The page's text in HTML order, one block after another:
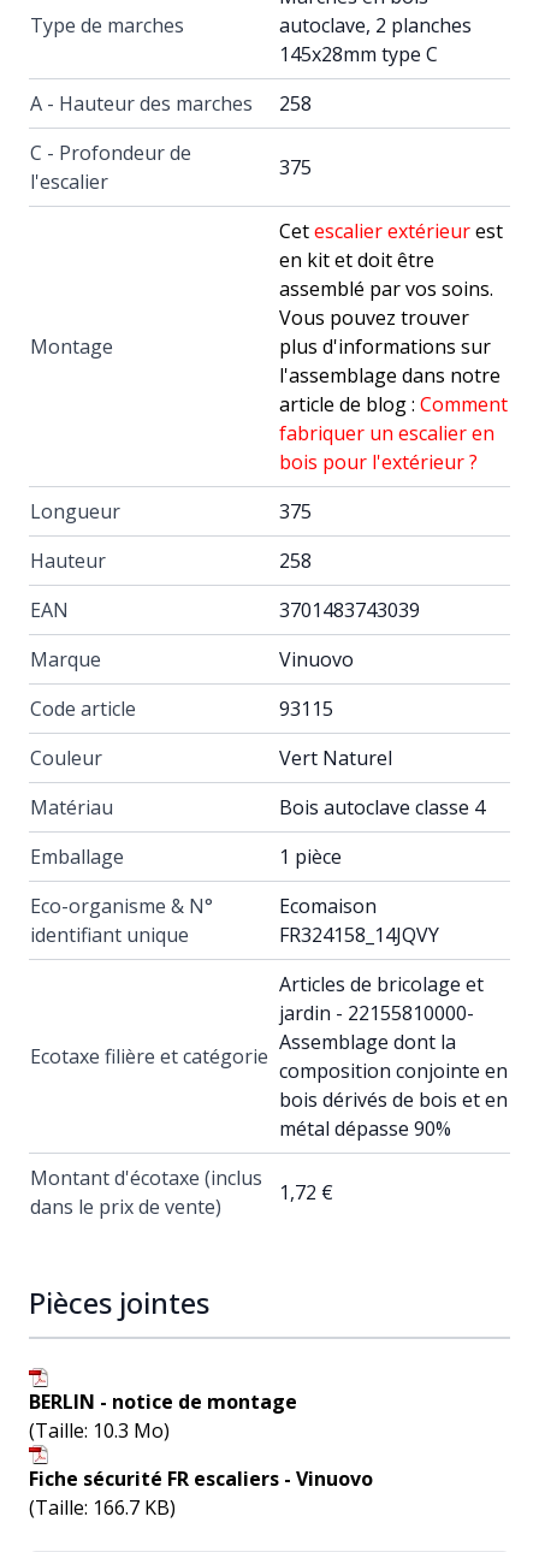
Type de marches
autoclave, 2 planches
145x28mm type C
A - Hauteur des marches
258
C - Profondeur de
l'escalier
375
Montage
Cetescalier extérieurest
en kit et doit être
assemblé par vos soins.
Vous pouvez trouver
plus d'informations sur
l'assemblage dans notre
article de blog : Comment
fabriquer un escalier en
bois pour l'extérieur ?
Longueur
375
Hauteur
258
EAN
3701483743039
Marque
Vinuovo
Code article
93115
Couleur
Vert Naturel
Matériau
Bois autoclave classe 4
Emballage
1 pièce
Eco-organisme & N°
identifiant unique
Ecomaison
FR324158_14JQVY
Ecotaxe filière et catégorie
Articles de bricolage et
jardin - 22155810000-
Assemblage dont la
composition conjointe en
bois dérivés de bois et en
métal dépasse 90%
Montant d'écotaxe (inclus
dans le prix de vente)
1,72 €
Pièces jointes
BERLIN - notice de montage
(Taille: 10.3 Mo)
Fiche sécurité FR escaliers - Vinuovo
(Taille: 166.7 KB)